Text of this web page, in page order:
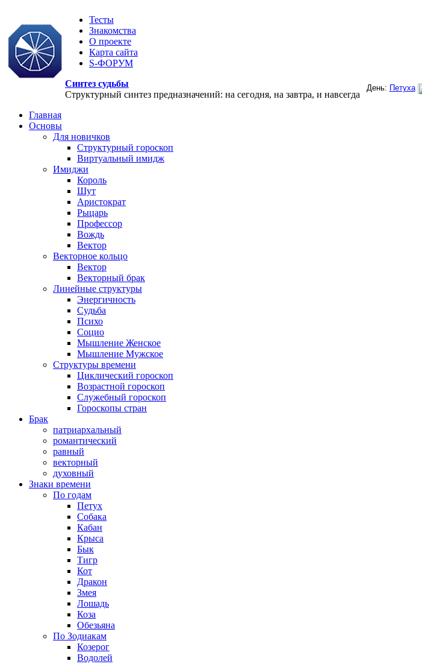
Тесты
Знакомства
О проекте
Карта сайта
S-ФОРУМ
Синтез судьбы
Структурный синтез предназначений: на сегодня, на завтра, и навсегда
Главная
Основы
Для новичков
Структурный гороскоп
Виртуальный имидж
Имиджи
Король
Шут
Аристократ
Рыцарь
Профессор
Вождь
Вектор
Векторное кольцо
Вектор
Векторный брак
Линейные структуры
Энергичность
Судьба
Психо
Социо
Мышление Женское
Мышление Мужское
Структуры времени
Циклический гороскоп
Возрастной гороскоп
Служебный гороскоп
Гороскопы стран
Брак
патриархальный
романтический
равный
векторный
духовный
Знаки времени
По годам
Петух
Собака
Кабан
Крыса
Бык
Тигр
Кот
Дракон
Змея
Лошадь
Коза
Обезьяна
По Зодиакам
Козерог
Водолей